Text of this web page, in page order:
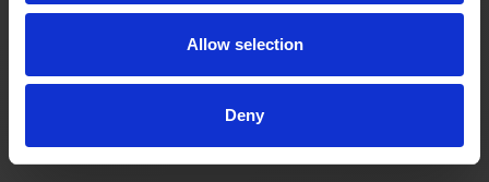
Allow selection
Deny